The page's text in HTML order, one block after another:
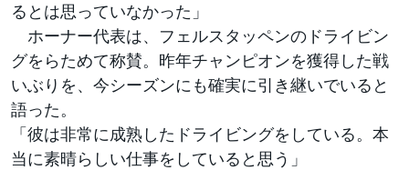
るとは思っていなかった」
ホーナー代表は、フェルスタッペンのドライビン
グをらためて称賛。昨年チャンピオンを獲得した戦
いぶりを、今シーズンにも確実に引き継いでいると
語った。
「彼は非常に成熟したドライビングをしている。本
当に素晴らしい仕事をしていると思う」